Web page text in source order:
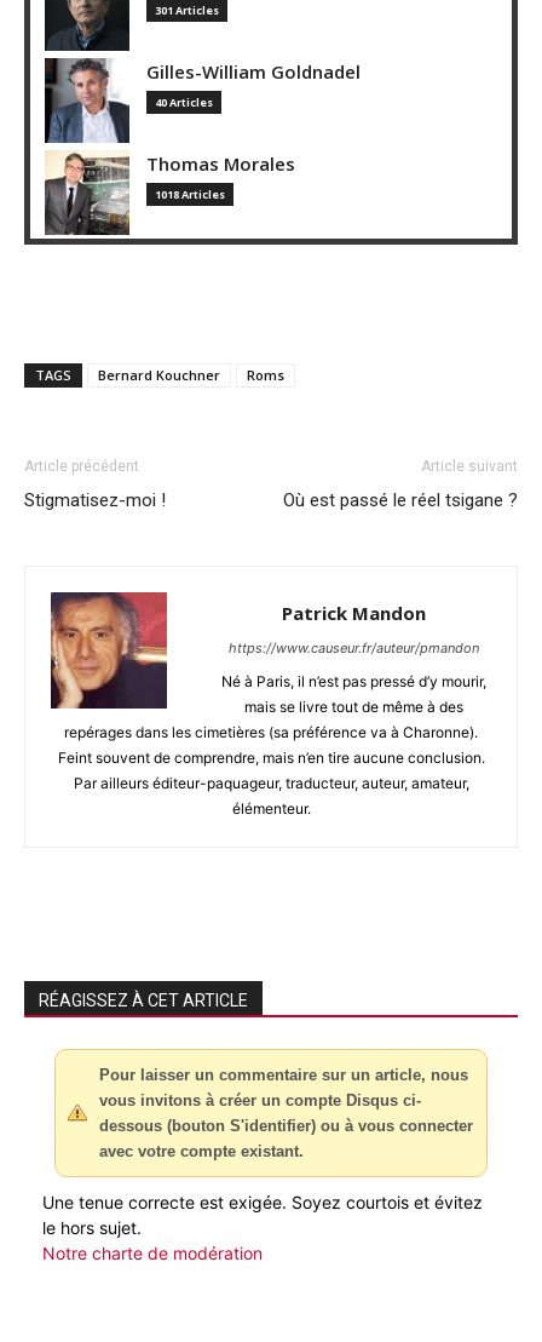
301 Articles
Gilles-William Goldnadel
40 Articles
Thomas Morales
1018 Articles
TAGS Bernard Kouchner Roms
Article précédent
Stigmatisez-moi !
Article suivant
Où est passé le réel tsigane ?
Patrick Mandon
https://www.causeur.fr/auteur/pmandon
Né à Paris, il n’est pas pressé d’y mourir,
mais se livre tout de même à des
repérages dans les cimetières (sa préférence va à Charonne).
Feint souvent de comprendre, mais n’en tire aucune conclusion.
Par ailleurs éditeur-paquageur, traducteur, auteur, amateur,
élémenteur.
RÉAGISSEZ À CET ARTICLE
Pour laisser un commentaire sur un article, nous
vous invitons à créer un compte Disqus ci-
dessous (bouton S'identifier) ou à vous connecter
avec votre compte existant.
Une tenue correcte est exigée. Soyez courtois et évitez
le hors sujet.
Notre charte de modération